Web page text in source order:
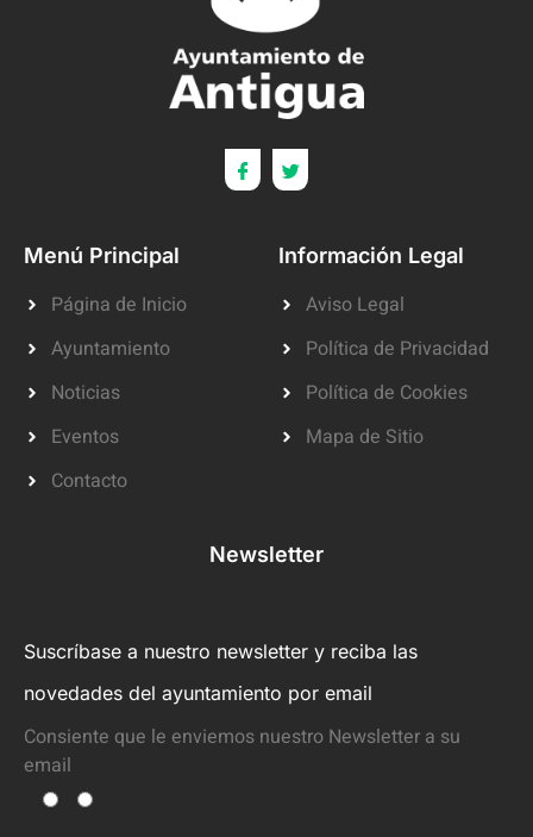
Menú Principal
Página de Inicio
Ayuntamiento
Noticias
Eventos
Contacto
Información Legal
Aviso Legal
Política de Privacidad
Política de Cookies
Mapa de Sitio
Newsletter
Suscríbase a nuestro newsletter y reciba las
novedades del ayuntamiento por email
Consiente que le enviemos nuestro Newsletter a su
email